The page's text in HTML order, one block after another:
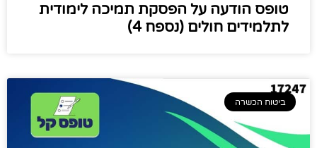
טופס הודעה על הפסקת תמיכה לימודית
לתלמידים חולים (נספח 4)
ביטוח הכשרה